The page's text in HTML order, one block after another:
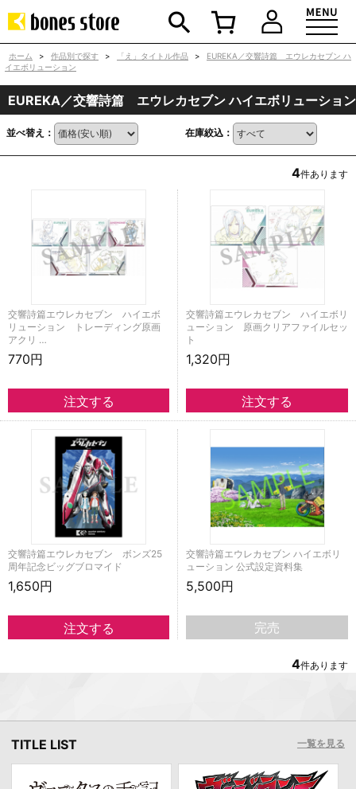
ホーム > 作品別で探す > 「え」タイトル作品 >
EUREKA／交響詩篇 エウレカセブン ハ
イエボリューション
EUREKA／交響詩篇 エウレカセブン ハイエボリューション
並べ替え： 在庫絞込：
4件あります
交響詩篇エウレカセブン ハイエボ
リューション トレーディング原画
アクリ …
770円
交響詩篇エウレカセブン ハイエボリ
ューション 原画クリアファイルセッ
ト
1,320円
交響詩篇エウレカセブン ボンズ25
周年記念ビッグブロマイド
1,650円
交響詩篇エウレカセブン ハイエボリ
ューション 公式設定資料集
5,500円
完売
4件あります
TITLE LIST 一覧を見る